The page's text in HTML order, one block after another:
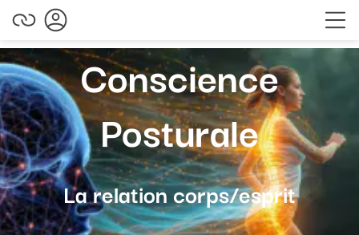
Conscience
Posturale
La relation corps/esprit